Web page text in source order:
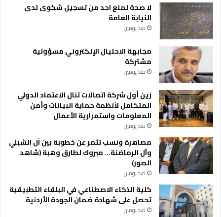
لا صحة لمنع احد من تسجيل شكوى لدى
النيابة العامة
منذ يومين
مجابهة الاحتيال الإلكتروني مسؤولية
مشتركة
منذ يومين
زين أول شركة اتصالات تنال الاعتماد الدولي
المتكامل لأنظمة حماية البيانات وأمن
المعلومات واستمرارية الأعمال
منذ يومين
مصاهرة ونسب تثمر عن خطوبة بين آل الشبلي
وآل الرماضنة… مبروك لطارق وهبة (شاهد
الصور)
منذ يومين
كلية الذكاء الاصطناعي في البلقاء التطبيقية
تحصل على شهادة ضمان الجودة الأردنية
منذ يومين